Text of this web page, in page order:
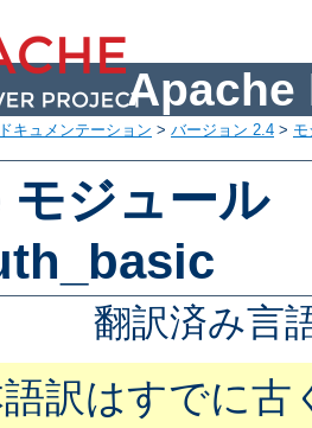
Apache
ドキュメンテーション > バージョン 2.4 >
ジュール
翻訳済み言
訳はすでに古